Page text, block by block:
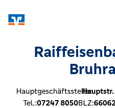
Hauptgeschäftsstelle:
Tel.:07247 8050BLZ: